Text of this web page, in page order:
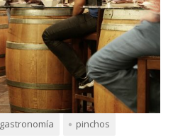
gastronomía
pinchos